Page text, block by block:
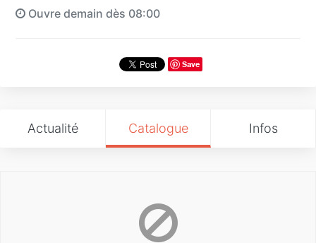
Ouvre demain dès 08:00
Save
Actualité Catalogue Infos